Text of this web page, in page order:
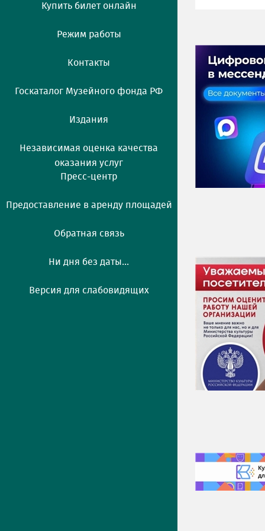
Купить билет онлайн
Режим работы
Контакты
Госкаталог Музейного фонда РФ
Издания
Независимая оценка качества
оказания услуг
Пресс-центр
Предоставление в аренду площадей
Обратная связь
Ни дня без даты...
Версия для слабовидящих